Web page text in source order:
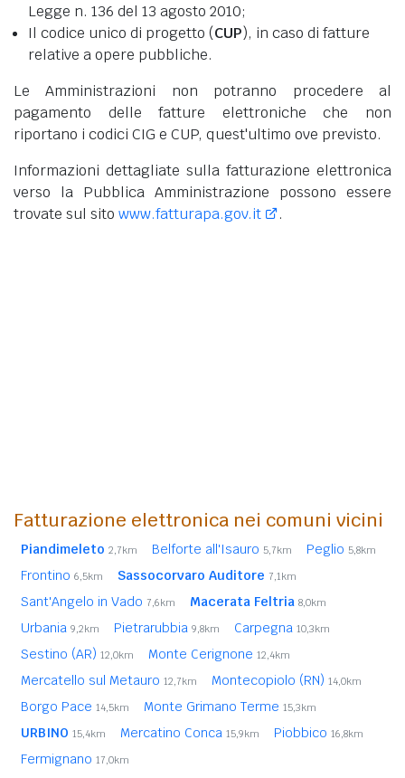
Legge n. 136 del 13 agosto 2010;
Il codice unico di progetto (CUP), in caso di fatture
relative a opere pubbliche.
Le Amministrazioni non potranno procedere al
pagamento delle fatture elettroniche che non
riportano i codici CIG e CUP, quest'ultimo ove previsto.
Informazioni dettagliate sulla fatturazione elettronica
verso la Pubblica Amministrazione possono essere
trovate sul sito www.fatturapa.gov.it .
Fatturazione elettronica nei comuni vicini
Piandimeleto 2,7km Belforte all'Isauro 5,7km Peglio 5,8km
Frontino 6,5km Sassocorvaro Auditore 7,1km
Sant'Angelo in Vado 7,6km Macerata Feltria 8,0km
Urbania 9,2km Pietrarubbia 9,8km Carpegna 10,3km
Sestino (AR) 12,0km Monte Cerignone 12,4km
Mercatello sul Metauro 12,7km Montecopiolo (RN) 14,0km
Borgo Pace 14,5km Monte Grimano Terme 15,3km
URBINO 15,4km Mercatino Conca 15,9km Piobbico 16,8km
Fermignano 17,0km